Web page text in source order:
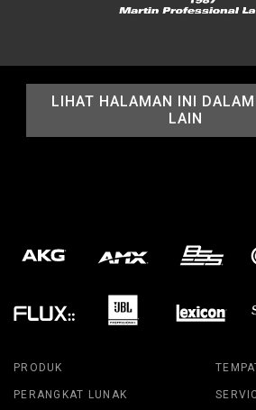
LIHAT HALAMAN INI
LAIN
PRODUK
PERANGKAT LUNAK